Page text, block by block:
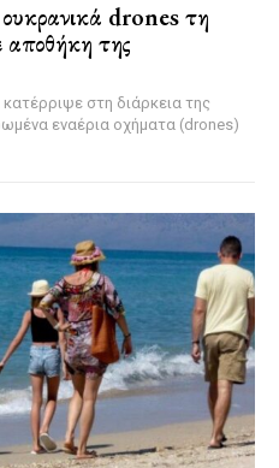
drones τη
αποθήκη της
στη διάρκεια της
εναέρια οχήματα (drones)